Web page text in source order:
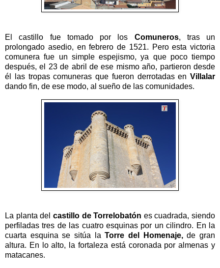
El castillo fue tomado por los Comuneros, tras un
prolongado asedio, en febrero de 1521. Pero esta victoria
comunera fue un simple espejismo, ya que poco tiempo
después, el 23 de abril de ese mismo año, partieron desde
él las tropas comuneras que fueron derrotadas en Villalar
dando fin, de ese modo, al sueño de las comunidades.
La planta del castillo de Torrelobatón es cuadrada, siendo
perfiladas tres de las cuatro esquinas por un cilindro. En la
cuarta esquina se sitúa laTorre del Homenaje,de gran
altura. En lo alto, la fortaleza está coronada por almenas y
matacanes.